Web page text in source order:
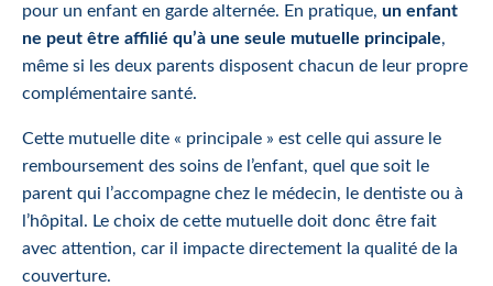
pour un enfant en garde alternée. En pratique, un enfant
ne peut être affilié qu’à une seule mutuelle principale,
même si les deux parents disposent chacun de leur propre
complémentaire santé.
Cette mutuelle dite « principale » est celle qui assure le
remboursement des soins de l’enfant, quel que soit le
parent qui l’accompagne chez le médecin, le dentiste ou à
l’hôpital. Le choix de cette mutuelle doit donc être fait
avec attention, car il impacte directement la qualité de la
couverture.